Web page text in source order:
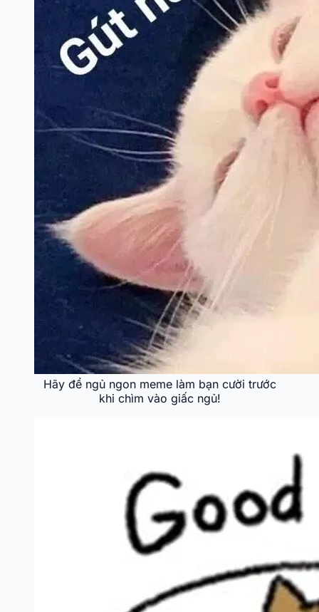
Hãy để ngủ ngon meme làm bạn cười trước
khi chìm vào giấc ngủ!